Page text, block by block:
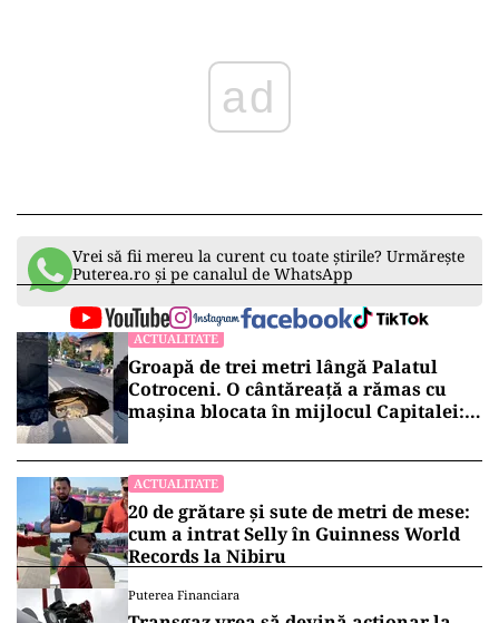
ad
Vrei să fii mereu la curent cu toate știrile? Urmărește
Puterea.ro și pe canalul de WhatsApp
ACTUALITATE
Groapă de trei metri lângă Palatul
Cotroceni. O cântăreață a rămas cu
mașina blocata în mijlocul Capitalei:
ACTUALITATE
20 de grătare și sute de metri de mese:
cum a intrat Selly în Guinness World
Records la Nibiru
Puterea Financiara